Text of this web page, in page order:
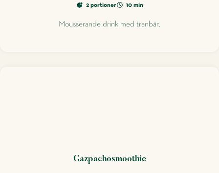
2 portioner 10 min
Mousserande drink med tranbär.
Gazpachosmoothie